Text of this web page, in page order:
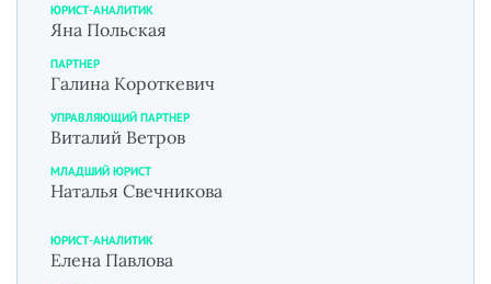
ЮРИСТ-АНАЛИТИК
Яна Польская
ПАРТНЕР
Галина Короткевич
УПРАВЛЯЮЩИЙ ПАРТНЕР
Виталий Ветров
МЛАДШИЙ ЮРИСТ
Наталья Свечникова
ЮРИСТ-АНАЛИТИК
Елена Павлова